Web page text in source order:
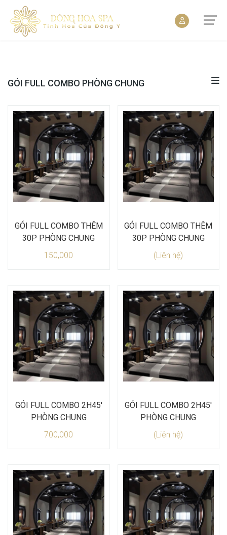
GÓI FULL COMBO PHÒNG CHUNG
GÓI FULL COMBO THÊM
30P PHÒNG CHUNG
150,000
GÓI FULL COMBO THÊM
30P PHÒNG CHUNG
(Liên hệ)
GÓI FULL COMBO 2H45'
PHÒNG CHUNG
700,000
GÓI FULL COMBO 2H45'
PHÒNG CHUNG
(Liên hệ)